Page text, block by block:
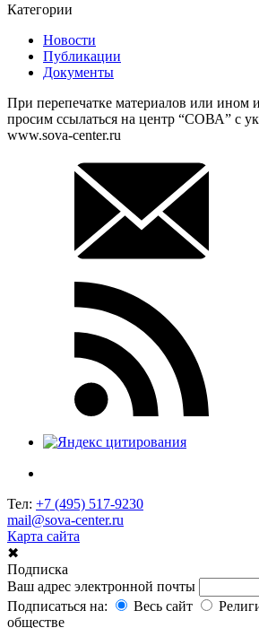
Категории
Новости
Публикации
Документы
При перепечатке материалов или ином
просим ссылаться на центр “СОВА” с
www.sova-center.ru
Тел: +7 (495) 517-9230
mail@sova-center.ru
Карта сайта
✖
Подписка
Ваш адрес электронной почты
Подписаться на:
Весь сайт
обществе